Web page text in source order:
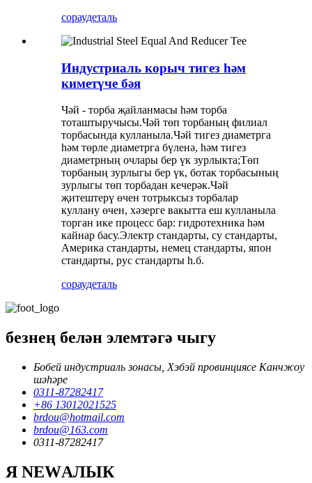
сораудеталь
Индустриаль корыч тигез һәм
киметүче бәя
Чәй - торба җайланмасы һәм торба
тоташтыручысы.Чәй төп торбаның филиал
торбасында кулланыла.Чәй тигез диаметрга
һәм төрле диаметрга бүленә, һәм тигез
диаметрның очлары бер үк зурлыкта;Төп
торбаның зурлыгы бер үк, ботак торбасының
зурлыгы төп торбадан кечерәк.Чәй
җитештерү өчен тотрыксыз торбалар
куллану өчен, хәзерге вакытта еш кулланыла
торган ике процесс бар: гидротехника һәм
кайнар басу.Электр стандарты, су стандарты,
Америка стандарты, немец стандарты, япон
стандарты, рус стандарты һ.б.
сораудеталь
безнең белән элемтәгә чыгу
Бобей индустриаль зонасы, Хэбэй провинциясе Канчжоу
шәһәре
0311-87282417
+86 13012021525
brdou@hotmail.com
brdou@163.com
0311-87282417
Я NEWАЛЫК